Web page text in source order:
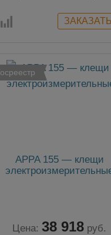
APPA 155 — клещи
Цена: 38 918 руб.